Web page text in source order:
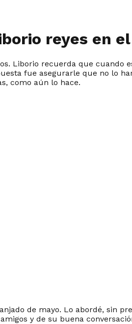
reyes en
Liborio recuerda que cuando
fue asegurarle que no lo
como aún lo hace.
de mayo. Lo abordé, sin
y de su buena